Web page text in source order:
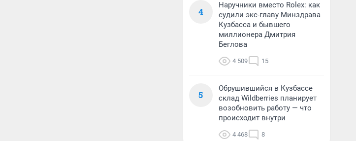
4
Наручники вместо Rolex: как
судили экс-главу Минздрава
Кузбасса и бывшего
миллионера Дмитрия
Беглова
4 509 15
5
Обрушившийся в Кузбассе
склад Wildberries планирует
возобновить работу — что
происходит внутри
4 468 8